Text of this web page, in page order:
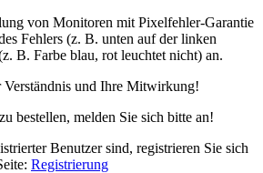
von Monitoren mit Pixelfehler-Garantie
Fehlers (z. B. unten auf der linken
B. Farbe blau, rot leuchtet nicht) an.
und Ihre Mitwirkung!
bestellen, melden Sie sich bitte an!
Benutzer sind, registrieren Sie sich
Registrierung